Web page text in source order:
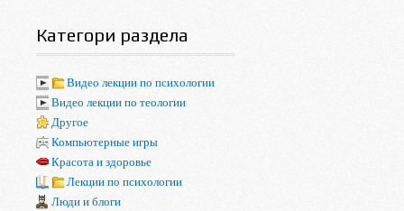
Категори раздела
Видео лекции по психологии
Видео лекции по теологии
Другое
Компьютерные игры
Красота и здоровье
Лекции по психологии
Люди и блоги